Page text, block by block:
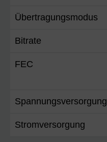
Übertragungsmodus
Bitrate
FEC
Spannungsversorgung
Stromversorgung